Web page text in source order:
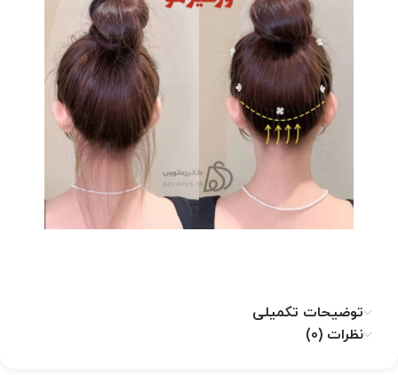
توضیحات تکمیلی
نظرات (0)